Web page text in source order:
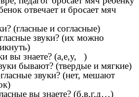
отвечает и бросает мяч
(гласные и согласные)
звуки? (их можно
вы знаете? (а,е,у, )
бывают? (твердые и мягкие)
звуки? (нет, мешают
вы знаете? (б,в,г,д…)